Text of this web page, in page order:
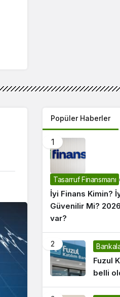
Popüler Haberler
1
Tasarruf Finansmanı
İyi Finans Kimin?
Güvenilir Mi?
var?
2
Fuzul
belli